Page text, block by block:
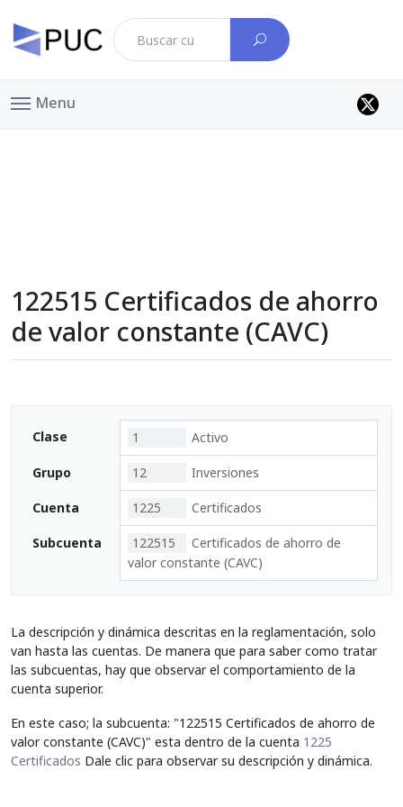
Menu
122515 Certificados de ahorro
de valor constante (CAVC)
Clase 1 Activo
Grupo 12 Inversiones
Cuenta 1225 Certificados
Subcuenta 122515
Certificados de ahorro de
valor constante (CAVC)
La descripción y dinámica descritas en la reglamentación, solo
van hasta las cuentas. De manera que para saber como tratar
las subcuentas, hay que observar el comportamiento de la
cuenta superior.
En este caso; la subcuenta: "122515 Certificados de ahorro de
valor constante (CAVC)" esta dentro de la cuenta 1225
Certificados Dale clic para observar su descripción y dinámica.